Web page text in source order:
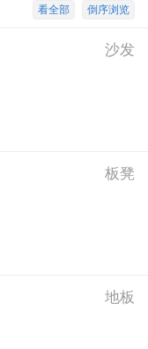
倒序浏览
看全部
沙发
板凳
地板